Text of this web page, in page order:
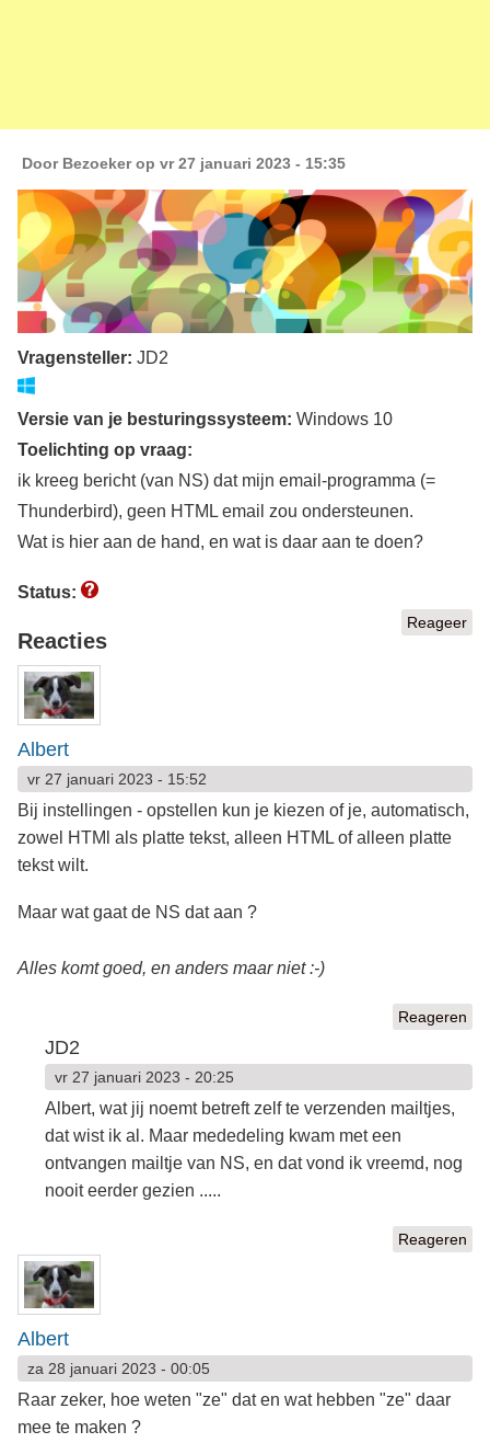
Door Bezoekerop vr 27 januari 2023 - 15:35
Vragensteller: JD2
Versie van je besturingssysteem: Windows 10
Toelichting op vraag:
ik kreeg bericht (van NS) dat mijn email-programma (=
Thunderbird), geen HTML email zou ondersteunen.
Wat is hier aan de hand, en wat is daar aan te doen?
Status:
Reageer
Reacties
Albert
vr 27 januari 2023 - 15:52
Bij instellingen - opstellen kun je kiezen of je, automatisch,
zowel HTMl als platte tekst, alleen HTML of alleen platte
tekst wilt.
Maar wat gaat de NS dat aan ?
Alles komt goed, en anders maar niet :-)
Reageren
JD2
vr 27 januari 2023 - 20:25
Albert, wat jij noemt betreft zelf te verzenden mailtjes,
dat wist ik al. Maar mededeling kwam met een
ontvangen mailtje van NS, en dat vond ik vreemd, nog
nooit eerder gezien .....
Reageren
Albert
za 28 januari 2023 - 00:05
Raar zeker, hoe weten "ze" dat en wat hebben "ze" daar
mee te maken ?